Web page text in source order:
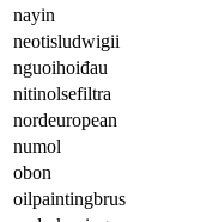
nayin
neotisludwigii
nguoihoiđau
nitinolsefiltra
nordeuropean
numol
obon
oilpaintingbrus